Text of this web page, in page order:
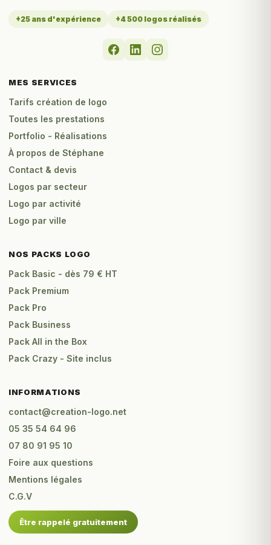
+25 ans d'expérience +4 500 logos réalisés
MES SERVICES
Tarifs création de logo
Toutes les prestations
Portfolio - Réalisations
À propos de Stéphane
Contact & devis
Logos par secteur
Logo par activité
Logo par ville
NOS PACKS LOGO
Pack Basic - dès 79 € HT
Pack Premium
Pack Pro
Pack Business
Pack All in the Box
Pack Crazy - Site inclus
INFORMATIONS
contact@creation-logo.net
05 35 54 64 96
07 80 91 95 10
Foire aux questions
Mentions légales
C.G.V
Être rappelé gratuitement